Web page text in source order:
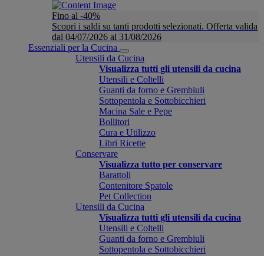
Fino al -40%
Scopri i saldi su tanti prodotti selezionati. Offerta valida
dal 04/07/2026 al 31/08/2026
Essenziali per la Cucina
Utensili da Cucina
Visualizza tutti gli utensili da cucina
Utensili e Coltelli
Guanti da forno e Grembiuli
Sottopentola e Sottobicchieri
Macina Sale e Pepe
Bollitori
Cura e Utilizzo
Libri Ricette
Conservare
Visualizza tutto per conservare
Barattoli
Contenitore Spatole
Pet Collection
Utensili da Cucina
Visualizza tutti gli utensili da cucina
Utensili e Coltelli
Guanti da forno e Grembiuli
Sottopentola e Sottobicchieri